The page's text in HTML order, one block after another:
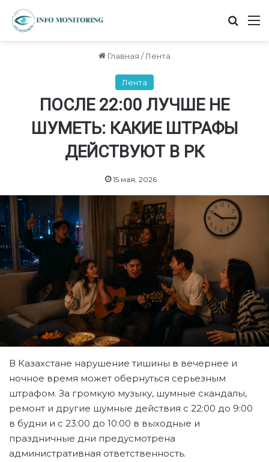
Главная / Лента
Лента
ПОСЛЕ 22:00 ЛУЧШЕ НЕ
ШУМЕТЬ: КАКИЕ ШТРАФЫ
ДЕЙСТВУЮТ В РК
15 мая, 2026
В Казахстане нарушение тишины в вечернее и
ночное время может обернуться серьезным
штрафом. За громкую музыку, шумные скандалы,
ремонт и другие шумные действия с 22:00 до 9:00
в будни и с 23:00 до 10:00 в выходные и
праздничные дни предусмотрена
административная ответственность.